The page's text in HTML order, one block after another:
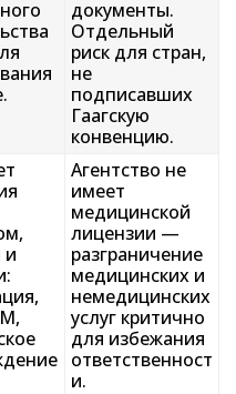
документы.
Отдельный
риск для стран,
не
подписавших
Гаагскую
конвенцию.
и
Агентство не
имеет
медицинской
лицензии —
разграничение
медицинских и
немедицинских
услуг критично
для избежания
ответственност
и.